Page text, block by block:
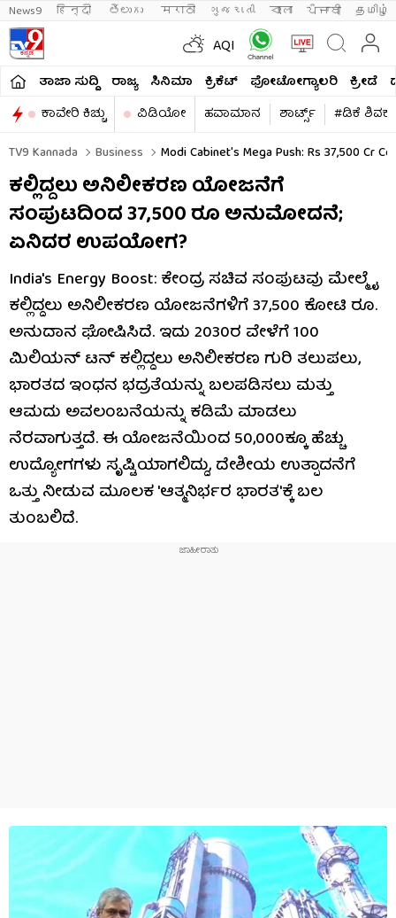
News9 हिन्दी తెలుగు मराठी ગુજરાતી বাংলা ਪੰਜਾਬੀ தமிழ்
AQI
ತಾಜಾ ಸುದ್ದಿ ರಾಜ್ಯ ಸಿನಿಮಾ ಕ್ರಿಕೆಟ್​ ಫೋಟೋಗ್ಯಾಲರಿ ಕ್ರೀಡೆ
ಕಾವೇರಿ ಕಿಚ್ಚು
ವಿಡಿಯೋ ಹವಾಮಾನ ಶಾರ್ಟ್ಸ್​
#ಡಿಕೆ
TV9 Kannada
Business Modi Cabinet's Mega Push: Rs 37,500 Cr
ಕಲ್ಲಿದ್ದಲು ಅನಿಲೀಕರಣ ಯೋಜನೆಗೆ
ಸಂಪುಟದಿಂದ 37,500 ರೂ ಅನುಮೋದನೆ;
ಏನಿದರ ಉಪಯೋಗ?
India's Energy Boost: ಕೇಂದ್ರ ಸಚಿವ ಸಂಪುಟವು ಮೇಲ್ಮೈ
ಕಲ್ಲಿದ್ದಲು ಅನಿಲೀಕರಣ ಯೋಜನೆಗಳಿಗೆ 37,500 ಕೋಟಿ ರೂ.
ಅನುದಾನ ಘೋಷಿಸಿದೆ. ಇದು 2030ರ ವೇಳೆಗೆ 100
ಮಿಲಿಯನ್ ಟನ್ ಕಲ್ಲಿದ್ದಲು ಅನಿಲೀಕರಣ ಗುರಿ ತಲುಪಲು,
ಭಾರತದ ಇಂಧನ ಭದ್ರತೆಯನ್ನು ಬಲಪಡಿಸಲು ಮತ್ತು
ಆಮದು ಅವಲಂಬನೆಯನ್ನು ಕಡಿಮೆ ಮಾಡಲು
ನೆರವಾಗುತ್ತದೆ. ಈ ಯೋಜನೆಯಿಂದ 50,000ಕ್ಕೂ ಹೆಚ್ಚು
ಉದ್ಯೋಗಗಳು ಸೃಷ್ಟಿಯಾಗಲಿದ್ದು, ದೇಶೀಯ ಉತ್ಪಾದನೆಗೆ
ಒತ್ತು ನೀಡುವ ಮೂಲಕ 'ಆತ್ಮನಿರ್ಭರ ಭಾರತ'ಕ್ಕೆ ಬಲ
ತುಂಬಲಿದೆ.